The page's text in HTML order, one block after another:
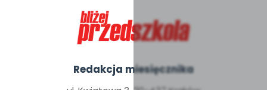
Redakcja miesięcznika